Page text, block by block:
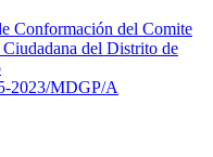
Conformación del Comite
del Distrito de
2023/MDGP/A